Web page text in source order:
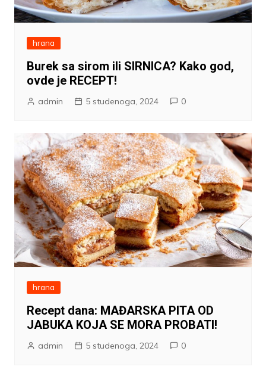
hrana
Burek sa sirom ili SIRNICA? Kako god,
ovde je RECEPT!
admin 5 studenoga, 2024 0
hrana
Recept dana: MAĐARSKA PITA OD
JABUKA KOJA SE MORA PROBATI!
admin 5 studenoga, 2024 0